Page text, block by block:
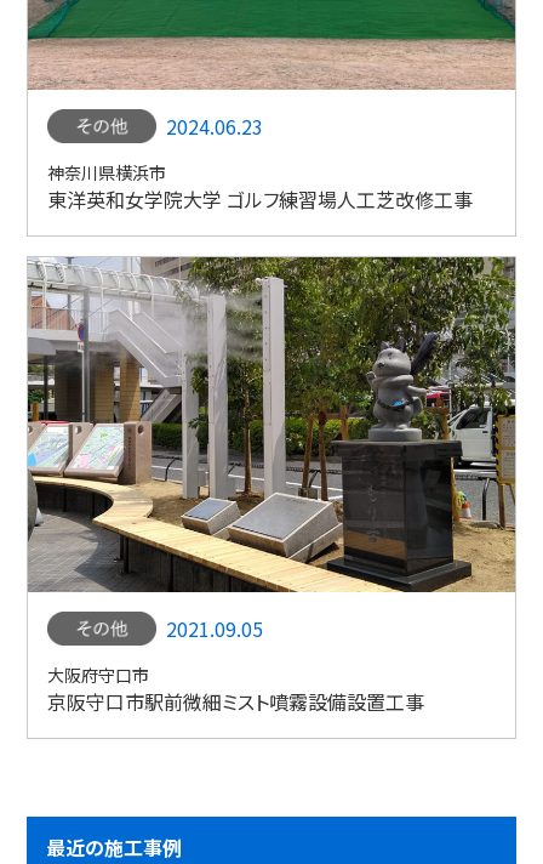
2024.06.23
神奈川県横浜市
東洋英和女学院大学 ゴルフ練習場人工芝改修工事
2021.09.05
大阪府守口市
京阪守口市駅前微細ミスト噴霧設備設置工事
最近の施工事例